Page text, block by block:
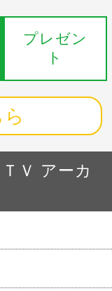
プレゼン
ト
Ｖ アーカ